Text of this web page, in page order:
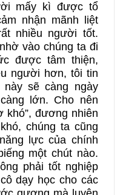
mấy kì được tổ
nhận mãnh liệt
nhiều người tốt.
vào chúng ta đi
được tâm thiện,
người hơn, tôi tin
sẽ càng ngày
lớn. Cho nên
khó”, đương nhiên
chúng ta cũng
lực của chính
một chút nào.
phải tốt nghiệp
dạy học cho các